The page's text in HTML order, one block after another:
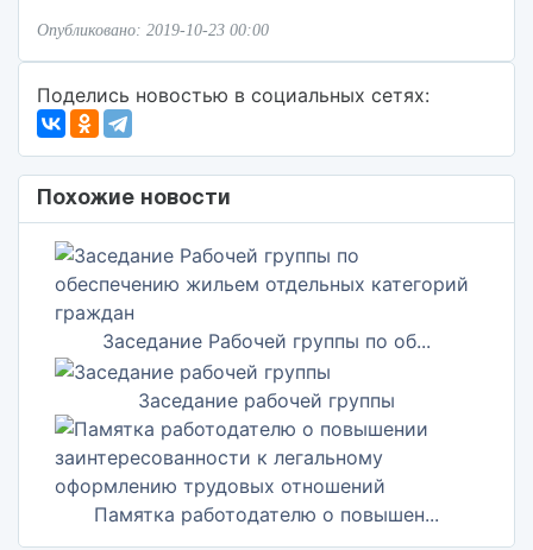
Опубликовано: 2019-10-23 00:00
Поделись новостью в социальных сетях:
Похожие новости
Заседание Рабочей группы по об...
Заседание рабочей группы
Памятка работодателю о повышен...